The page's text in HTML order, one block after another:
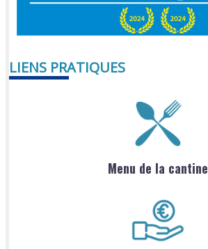
LIENS PRATIQUES
Menu de la cantine